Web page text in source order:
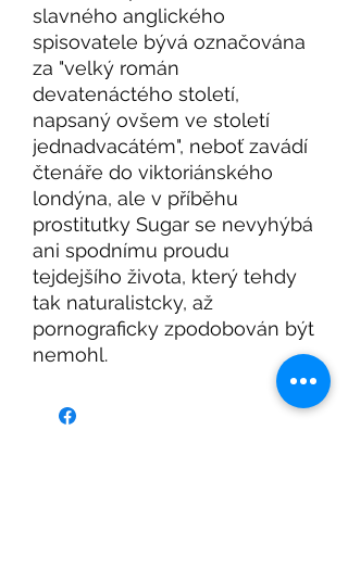
slavného anglického
spisovatele bývá označována
za "velký román
devatenáctého století,
napsaný ovšem ve století
jednadvacátém", neboť zavádí
čtenáře do viktoriánského
londýna, ale v příběhu
prostitutky Sugar se nevyhýbá
ani spodnímu proudu
tejdejšího života, který tehdy
tak naturalistcky, až
pornograficky zpodobován být
nemohl.